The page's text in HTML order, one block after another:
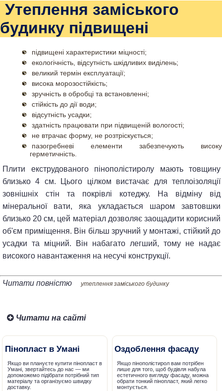
Утеплення заміського
будинку підвищені
підвищені характеристики міцності;
екологічність, відсутність шкідливих виділень;
великий термін експлуатації;
висока морозостійкість;
зручність в обробці та встановленні;
стійкість до дії води;
відсутність усадки;
здатність працювати при підвищеній вологості;
не втрачає форму, не розтріскується;
пазогребневі елементи забезпечують високу
герметичність.
Плити екструдованого пінополістиролу мають товщину
близько 4 см. Цього цілком вистачає для теплоізоляції
зовнішніх стін та покрівлі котеджу. На відміну від
мінеральної вати, яка укладається шаром завтовшки
близько 20 см, цей матеріал дозволяє заощадити корисний
об'єм приміщення. Він більш зручний у монтажі, стійкий до
усадки та міцний. Він набагато легший, тому не надає
високого навантаження на несучі конструкції.
Читати повністю утеплення заміського будинку
Читати на сайті
Пінопласт в Умані
Якщо ви плануєте купити пінопласт в
Умані, звертайтесь до нас — ми
допоможемо підібрати потрібний тип
матеріалу та організуємо швидку
доставку.
Оздоблення фасаду
Якщо пінополістирол вам потрібен
лише для того, щоб будівля набула
естетичного вигляду фасаду, можна
обрати тонкий пінопласт, який легко
монтується.